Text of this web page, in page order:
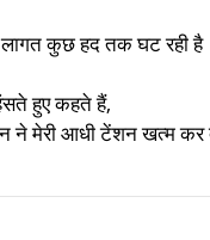
लागत कुछ हद तक घट रही है
हुए कहते हैं,
ने मेरी आधी टेंशन खत्म कर